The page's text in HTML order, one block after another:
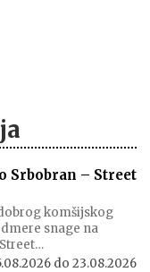
Srbobran – Street
komšijskog
snage na
do 23.08.2026